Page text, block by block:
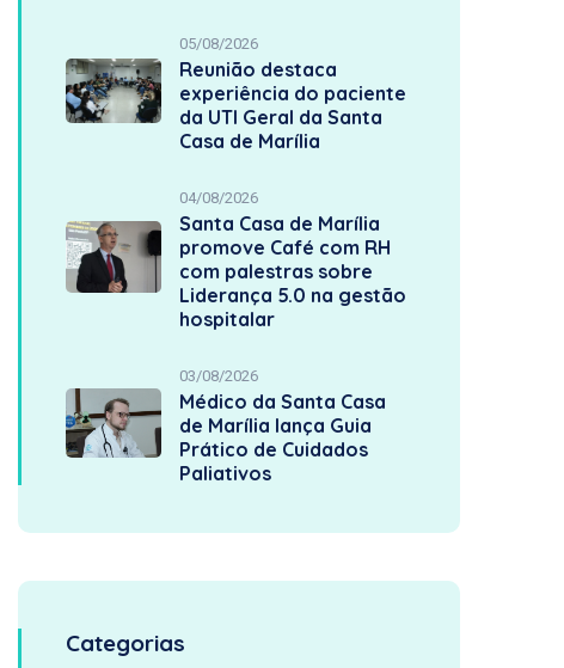
05/08/2026
Reunião destaca
experiência do paciente
da UTI Geral da Santa
Casa de Marília
04/08/2026
Santa Casa de Marília
promove Café com RH
com palestras sobre
Liderança 5.0 na gestão
hospitalar
03/08/2026
Médico da Santa Casa
de Marília lança Guia
Prático de Cuidados
Paliativos
Categorias